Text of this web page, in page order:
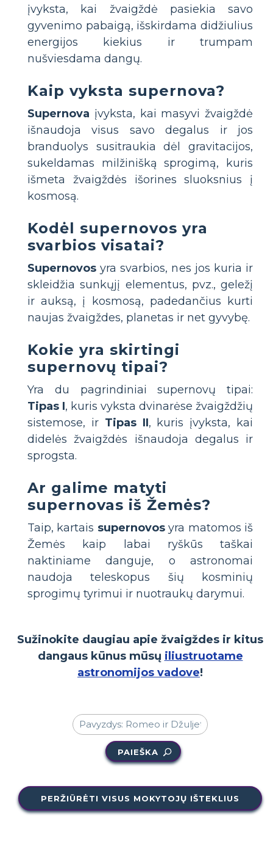
įvyksta, kai žvaigždė pasiekia savo
gyvenimo pabaigą, išskirdama didžiulius
energijos kiekius ir trumpam
nušviesdama dangų.
Kaip vyksta supernova?
Supernova įvyksta, kai masyvi žvaigždė
išnaudoja visus savo degalus ir jos
branduolys susitraukia dėl gravitacijos,
sukeldamas milžinišką sprogimą, kuris
išmeta žvaigždės išorines sluoksnius į
kosmosą.
Kodėl supernovos yra
svarbios visatai?
Supernovos yra svarbios, nes jos kuria ir
skleidžia sunkųjį elementus, pvz., geležį
ir auksą, į kosmosą, padedančius kurti
naujas žvaigždes, planetas ir net gyvybę.
Kokie yra skirtingi
supernovų tipai?
Yra du pagrindiniai supernovų tipai:
Tipas I, kuris vyksta dvinarėse žvaigždžių
sistemose, ir Tipas II, kuris įvyksta, kai
didelės žvaigždės išnaudoja degalus ir
sprogsta.
Ar galime matyti
supernovas iš Žemės?
Taip, kartais supernovosyra matomos iš
Žemės kaip labai ryškūs taškai
naktiniame danguje, o astronomai
naudoja teleskopus šių kosminių
sprogimų tyrimui ir nuotraukų darymui.
Sužinokite daugiau apie žvaigždes ir kitus
dangaus kūnus mūsų iliustruotame
astronomijos vadove!
PAIEŠKA
PERŽIŪRĖTI VISUS MOKYTOJŲ IŠTEKLIUS